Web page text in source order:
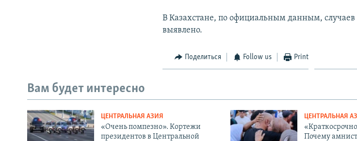
В Казахстане, по официальным данным,
выявлено.
Поделиться Follow us Print
Вам будет интересно
ЦЕНТРАЛЬНАЯ АЗИЯ
«Очень помпезно». Кортежи
президентов в Центральной
ЦЕНТРАЛЬНАЯ
Почему